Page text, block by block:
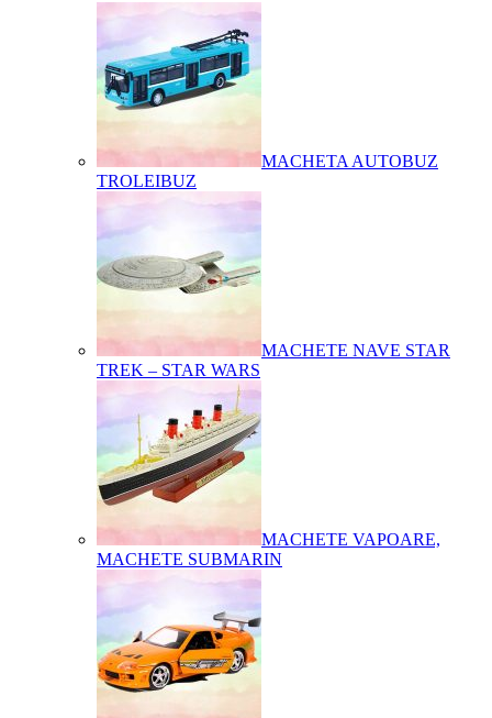
MACHETA AUTOBUZ
TROLEIBUZ
MACHETE NAVE STAR
TREK – STAR WARS
MACHETE VAPOARE,
MACHETE SUBMARIN